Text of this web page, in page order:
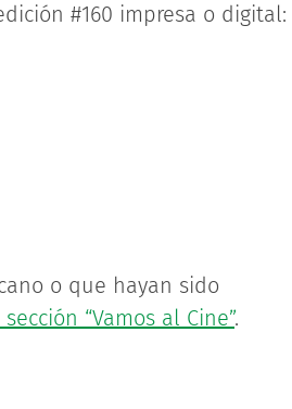
#160 impresa o digital:
o que hayan sido
“Vamos al Cine”.